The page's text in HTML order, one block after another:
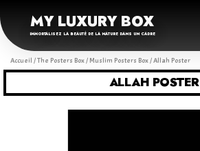
MY LUXURY BOX
IMMORTALISEZ LA BEAUTÉ DE LA NATURE DANS UN CADRE
Accueil /The Posters Box/ Muslim Posters Box/ Allah Poster
ALLAH POSTER